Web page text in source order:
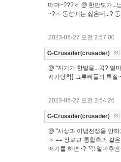
때야~???ㅎ @ 한반도가...
~?ㅎ 동성애는 싫은데...?
2023-06-27 오전 2:57:00
G-Crusader(crusader)
@ "자기가 한말을...꼭? 얼
자가당착]-그루빠들의 특질
2023-06-27 오전 2:54:26
G-Crusader(crusader)
@ "사상과 이념전쟁을 안
ㅎ == 장로교-통합측과 같
애기를 하면~? 꼭! 얼마후